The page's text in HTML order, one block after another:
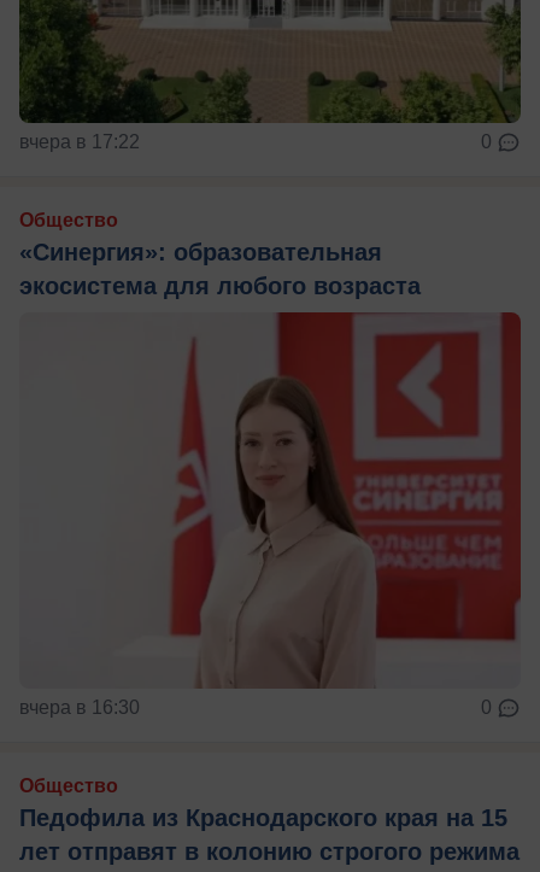
вчера в 17:22 0
Общество
«Синергия»: образовательная
экосистема для любого возраста
вчера в 16:30 0
Общество
Педофила из Краснодарского края на 15
лет отправят в колонию строгого режима